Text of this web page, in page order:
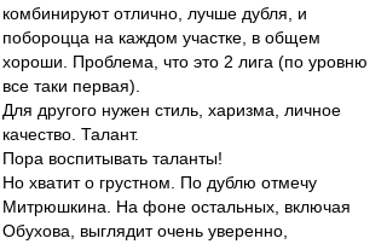
комбинируют отлично, лучше дубля, и
побороцца на каждом участке, в общем
хороши. Проблема, что это 2 лига (по уровню
все таки первая).
Для другого нужен стиль, харизма, личное
качество. Талант.
Пора воспитывать таланты!
Но хватит о грустном. По дублю отмечу
Митрюшкина. На фоне остальных, включая
Обухова, выглядит очень уверенно,